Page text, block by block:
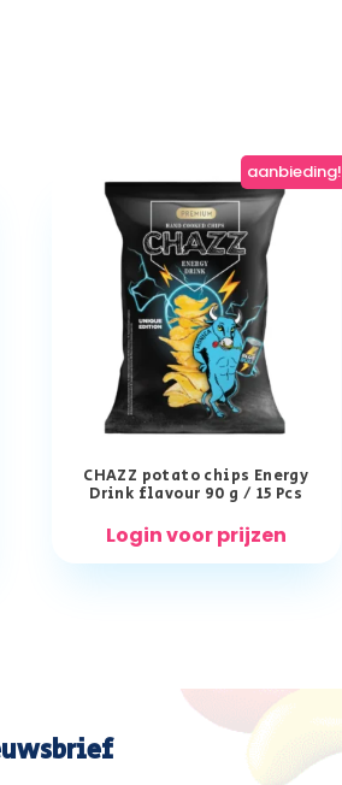
aanbieding!
CHAZZ potato chips Energy
Drink flavour 90 g / 15 Pcs
Login voor prijzen